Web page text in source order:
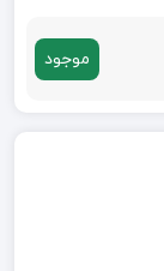
موجود